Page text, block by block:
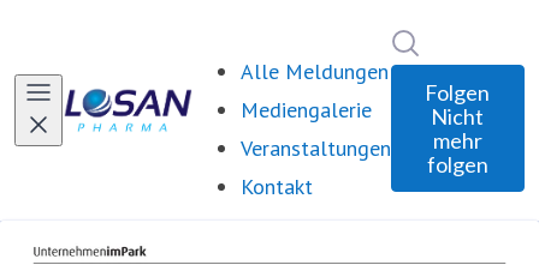
Alle Meldungen
Mediengalerie
Veranstaltungen
Kontakt
Folgen
Nicht
mehr
folgen